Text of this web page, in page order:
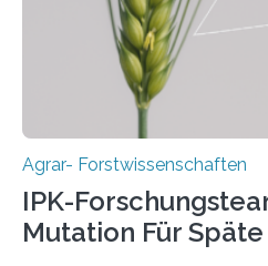
Fachzeitschrift „Nature“
Forschungsgruppe hat die
Agrar- Forstwissenschaften
IPK-
Mutation Für